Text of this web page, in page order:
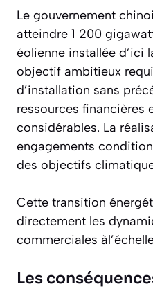
Le gouvernement
atteindre 1 200
éolienne installée d’ici
objectif ambitieux
d’installation sans
ressources financières
considérables. La
engagements
des objectifs
Cette transition
directement les
commerciales
Les